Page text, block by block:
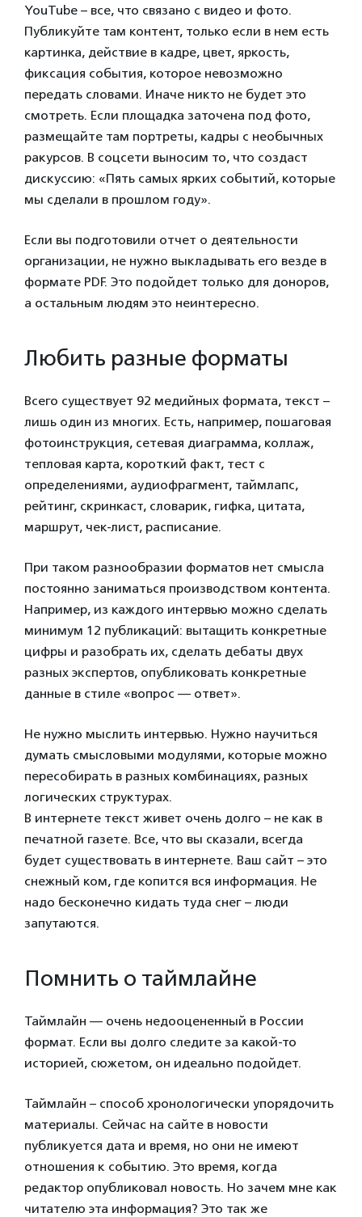
YouTube – все, что связано с видео и фото.
Публикуйте там контент, только если в нем есть
картинка, действие в кадре, цвет, яркость,
фиксация события, которое невозможно
передать словами. Иначе никто не будет это
смотреть. Если площадка заточена под фото,
размещайте там портреты, кадры с необычных
ракурсов. В соцсети выносим то, что создаст
дискуссию: «Пять самых ярких событий, которые
мы сделали в прошлом году».
Если вы подготовили отчет о деятельности
организации, не нужно выкладывать его везде в
формате PDF. Это подойдет только для доноров,
а остальным людям это неинтересно.
Любить разные форматы
Всего существует 92 медийных формата, текст –
лишь один из многих. Есть, например, пошаговая
фотоинструкция, сетевая диаграмма, коллаж,
тепловая карта, короткий факт, тест с
определениями, аудиофрагмент, таймлапс,
рейтинг, скринкаст, словарик, гифка, цитата,
маршрут, чек-лист, расписание.
При таком разнообразии форматов нет смысла
постоянно заниматься производством контента.
Например, из каждого интервью можно сделать
минимум 12 публикаций: вытащить конкретные
цифры и разобрать их, сделать дебаты двух
разных экспертов, опубликовать конкретные
данные в стиле «вопрос — ответ».
Не нужно мыслить интервью. Нужно научиться
думать смысловыми модулями, которые можно
пересобирать в разных комбинациях, разных
логических структурах.
В интернете текст живет очень долго – не как в
печатной газете. Все, что вы сказали, всегда
будет существовать в интернете. Ваш сайт – это
снежный ком, где копится вся информация. Не
надо бесконечно кидать туда снег – люди
запутаются.
Помнить о таймлайне
Таймлайн — очень недооцененный в России
формат. Если вы долго следите за какой-то
историей, сюжетом, он идеально подойдет.
Таймлайн – способ хронологически упорядочить
материалы. Сейчас на сайте в новости
публикуется дата и время, но они не имеют
отношения к событию. Это время, когда
редактор опубликовал новость. Но зачем мне как
читателю эта информация? Это так же